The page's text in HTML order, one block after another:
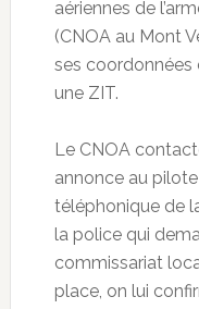
aériennes de
(CNOA au Mont
ses coordonnées
une ZIT.
Le CNOA
annonce au
téléphonique de
la police qui
commissariat
place, on lui